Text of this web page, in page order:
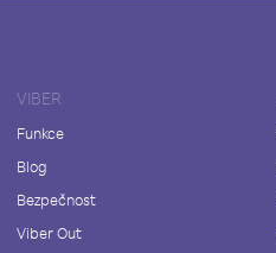
VIBER
Funkce
Blog
Bezpečnost
Viber Out